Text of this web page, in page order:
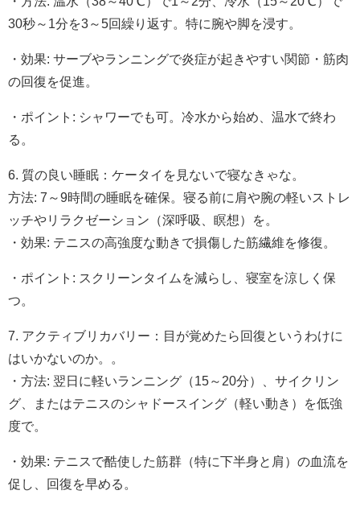
30秒～1分を3～5回繰り返す。特に腕や脚を浸す。
・効果: サーブやランニングで炎症が起きやすい関節・筋肉
の回復を促進。
・ポイント: シャワーでも可。冷水から始め、温水で終わ
る。
6. 質の良い睡眠：ケータイを見ないで寝なきゃな。
方法: 7～9時間の睡眠を確保。寝る前に肩や腕の軽いストレ
ッチやリラクゼーション（深呼吸、瞑想）を。
・効果: テニスの高強度な動きで損傷した筋繊維を修復。
・ポイント: スクリーンタイムを減らし、寝室を涼しく保
つ。
7. アクティブリカバリー：目が覚めたら回復というわけに
はいかないのか。。
・方法: 翌日に軽いランニング（15～20分）、サイクリン
グ、またはテニスのシャドースイング（軽い動き）を低強
度で。
・効果: テニスで酷使した筋群（特に下半身と肩）の血流を
促し、回復を早める。